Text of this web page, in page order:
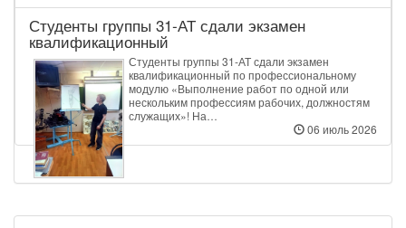
Студенты группы 31‑АТ сдали экзамен
квалификационный
Студенты группы 31‑АТ сдали экзамен
квалификационный по профессиональному
модулю «Выполнение работ по одной или
нескольким профессиям рабочих, должностям
служащих»! На…
06 июль 2026